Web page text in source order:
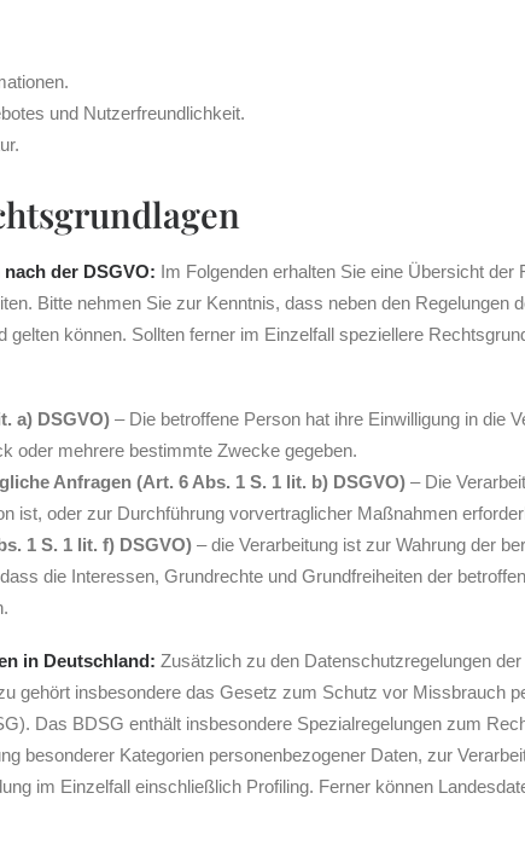
und Nutzerfreundlichkeit.
der DSGVO: Im Folgenden erhalten Sie eine Übersicht
Bitte nehmen Sie zur Kenntnis, dass neben den Regelungen
gelten können. Sollten ferner im Einzelfall speziellere
a) DSGVO)– Die betroffene Person hat ihre Einwilligung in die
oder mehrere bestimmte Zwecke gegeben.
Anfragen (Art. 6 Abs. 1 S. 1 lit. b) DSGVO)– Die
ist, oder zur Durchführung vorvertraglicher Maßnahmen
1 S. 1 lit. f) DSGVO)– die Verarbeitung ist zur Wahrung der
die Interessen, Grundrechte und Grundfreiheiten der
in Deutschland: Zusätzlich zu den Datenschutzregelungen
gehört insbesondere das Gesetz zum Schutz vor Missbrauch
Das BDSG enthält insbesondere Spezialregelungen zum
besonderer Kategorien personenbezogener Daten, zur
im Einzelfall einschließlich Profiling. Ferner können